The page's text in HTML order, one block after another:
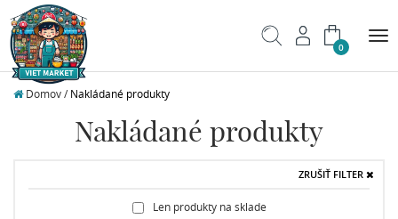
0
Domov/ Nakládané produkty
Nakládané produkty
Len produkty na sklade
ZRUŠIŤ FILTER